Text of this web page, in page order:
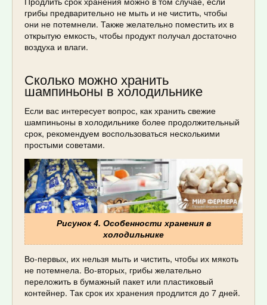
грибы предварительно не мыть и не чистить, чтобы
они не потемнели. Также желательно поместить их в
открытую емкость, чтобы продукт получал достаточно
воздуха и влаги.
Сколько можно хранить
шампиньоны в холодильнике
Если вас интересует вопрос, как хранить свежие
шампиньоны в холодильнике более продолжительный
срок, рекомендуем воспользоваться несколькими
простыми советами.
Рисунок 4. Особенности хранения в
холодильнике
Во-первых, их нельзя мыть и чистить, чтобы их мякоть
не потемнела. Во-вторых, грибы желательно
переложить в бумажный пакет или пластиковый
контейнер. Так срок их хранения продлится до 7 дней.